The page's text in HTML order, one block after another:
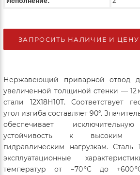
ЗАПРОСИТЬ НАЛИЧИЕ И ЦЕНУ
Нержавеющий приварной отвод
увеличенной толщиной стенки —
стали 12Х18Н10Т. Соответствует
угол изгиба составляет 90°.
обеспечивает
устойчивость к высоким
гидравлическим нагрузкам. Сталь
эксплуатационные
температур от −70 °C до +600